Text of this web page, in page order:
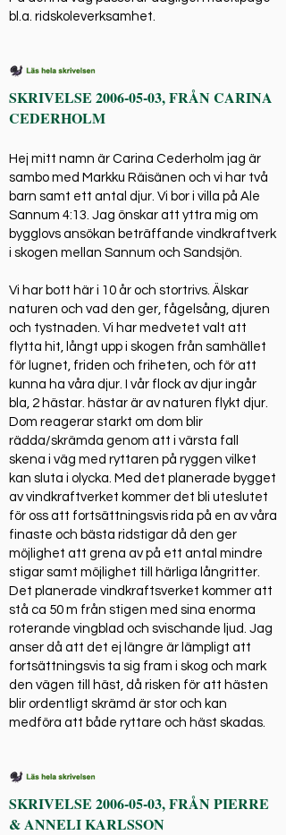
bl.a. ridskoleverksamhet.
SKRIVELSE 2006-05-03, FRÅN CARINA
CEDERHOLM
Hej mitt namn är Carina Cederholm jag är
sambo med Markku Räisänen och vi har två
barn samt ett antal djur. Vi bor i villa på Ale
Sannum 4:13. Jag önskar att yttra mig om
bygglovs ansökan beträffande vindkraftverk
i skogen mellan Sannum och Sandsjön.
Vi har bott här i 10 år och stortrivs. Älskar
naturen och vad den ger, fågelsång, djuren
och tystnaden. Vi har medvetet valt att
flytta hit, långt upp i skogen från samhället
för lugnet, friden och friheten, och för att
kunna ha våra djur. I vår flock av djur ingår
bla, 2 hästar. hästar är av naturen flykt djur.
Dom reagerar starkt om dom blir
rädda/skrämda genom att i värsta fall
skena i väg med ryttaren på ryggen vilket
kan sluta i olycka. Med det planerade bygget
av vindkraftverket kommer det bli uteslutet
för oss att fortsättningsvis rida på en av våra
finaste och bästa ridstigar då den ger
möjlighet att grena av på ett antal mindre
stigar samt möjlighet till härliga långritter.
Det planerade vindkraftsverket kommer att
stå ca 50 m från stigen med sina enorma
roterande vingblad och svischande ljud. Jag
anser då att det ej längre är lämpligt att
fortsättningsvis ta sig fram i skog och mark
den vägen till häst, då risken för att hästen
blir ordentligt skrämd är stor och kan
medföra att både ryttare och häst skadas.
SKRIVELSE 2006-05-03, FRÅN PIERRE
& ANNELI KARLSSON